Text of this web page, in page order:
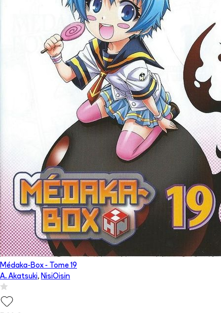
Médaka-Box- Tome 19
A. Akatsuki, NisiOisin